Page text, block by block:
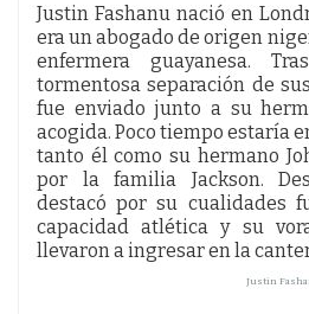
Justin Fashanu nació en
era un abogado de origen
enfermera guayanesa.
tormentosa separación de
fue enviado junto a su
acogida. Poco tiempo estaría
tanto él como su hermano
por la familia Jackson.
destacó por su cualidades
capacidad atlética y su
llevaron a ingresar en la
Justin